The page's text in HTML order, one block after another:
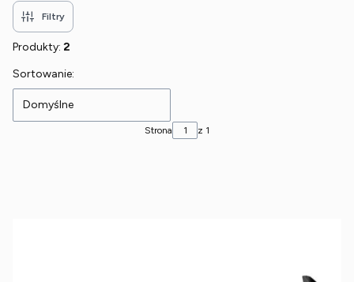
Filtry
Produkty: 2
Lista produktów
Sortowanie:
Domyślne
Strona z 1